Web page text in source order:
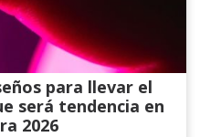
para llevar el
será tendencia en
2026